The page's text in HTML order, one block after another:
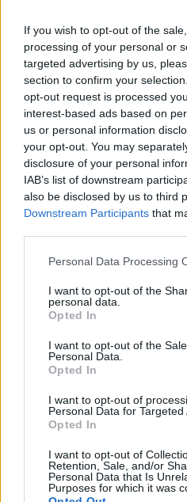
If you wish to opt-out of the
processing of your personal or
targeted advertising by us,
section to confirm your
opt-out request is processed
interest-based ads based on
us or personal information
your opt-out. You may
disclosure of your personal
IAB’s list of downstream
also be disclosed by us to third
Downstream Participants that
Personal Data Processing
I want to opt-out of the
personal data.
Opted In
I want to opt-out of the
Personal Data.
Opted In
I want to opt-out of
Personal Data for Targeted
Opted In
I want to opt-out of
Retention, Sale, and/or
Personal Data that Is
Purposes for which it was
Visi
Žiūrimiausi
Vaizdai iš tragiškos avarijos
vaiko gyvybių išgelbėti
Savaitės vidurys nusimato
32 laipsnių šilumos
Žinios | Orai
V. Zalužno pasisakymą
Ukrainos politikoje: jis yra